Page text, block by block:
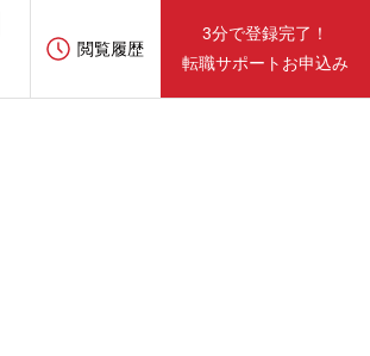
閲覧履歴
3分で登録完了！
転職サポートお申込み